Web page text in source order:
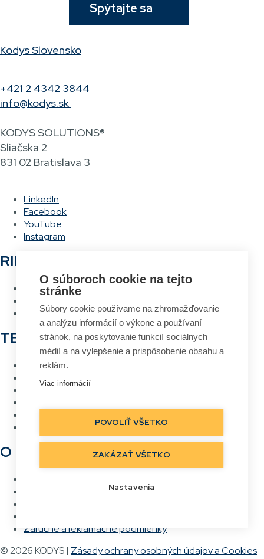
Spýtajte sa
Kodys Slovensko
+421 2 4342 3844
info@kodys.sk
KODYS SOLUTIONS®
Sliačska 2
831 02 Bratislava 3
LinkedIn
Facebook
YouTube
Instagram
RIEŠENIA
Hlasové vychystávanie
Systém návrhu a tlače etikiet
TECHNOLÓGIE
RFID
Čiarový kód
Bezdrôtové siete Wi-Fi
Real Time Location
O NÁS
Záručné a reklamačné podmienky
© 2026 KODYS | Zásady ochrany osobných údajov a Cookies
O súboroch cookie na tejto
stránke
Súbory cookie používame na zhromažďovanie
a analýzu informácií o výkone a používaní
stránok, na poskytovanie funkcií sociálnych
médií a na vylepšenie a prispôsobenie obsahu a
reklám.
Viac informácií
POVOLIŤ VŠETKO
ZAKÁZAŤ VŠETKO
Nastavenia